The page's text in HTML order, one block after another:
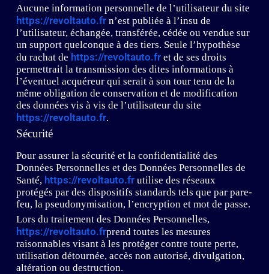
Aucune information personnelle de l’utilisateur du site
https://revoltauto.frn’est publiée à l’insu de
l’utilisateur, échangée, transférée, cédée ou vendue sur
un support quelconque à des tiers. Seule l’hypothèse
du rachat de https://revoltauto.fret de ses droits
permettrait la transmission des dites informations à
l’éventuel acquéreur qui serait à son tour tenu de la
même obligation de conservation et de modification
des données vis à vis de l’utilisateur du site
https://revoltauto.fr.
Sécurité
Pour assurer la sécurité et la confidentialité des
Données Personnelles et des Données Personnelles de
Santé, https://revoltauto.frutilise des réseaux
protégés par des dispositifs standards tels que par pare-
feu, la pseudonymisation, l’encryption et mot de passe.
Lors du traitement des Données Personnelles,
https://revoltauto.frprend toutes les mesures
raisonnables visant à les protéger contre toute perte,
utilisation détournée, accès non autorisé, divulgation,
altération ou destruction.